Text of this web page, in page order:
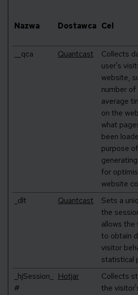
Nazwa Dostawca Cel
__qca
Quantcast
Collects
user's
website,
number
average
on the
what
been
purpose of
for
website
_dlt Quantcast
Sets a
the
allows the
to obtain
visitor
statistical
_hjSession_
#
Hotjar
Collects
the